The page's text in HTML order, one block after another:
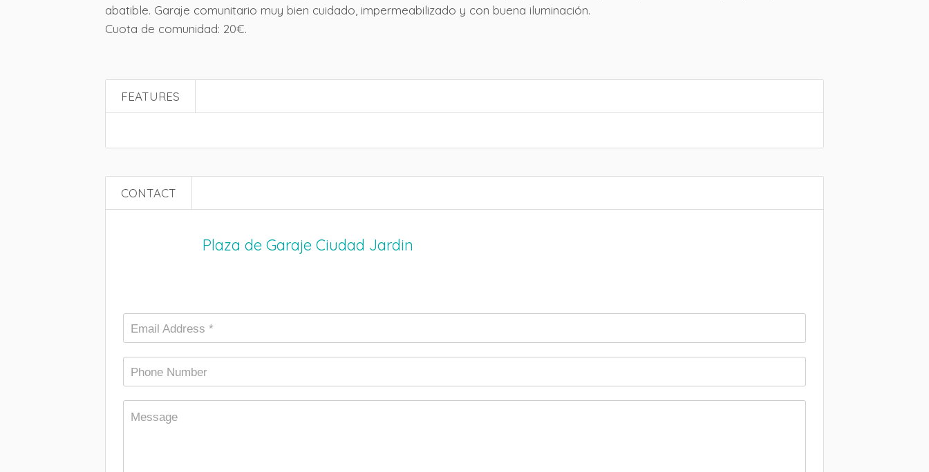
abatible. Garaje comunitario muy bien cuidado, impermeabilizado y con buena iluminación.
Cuota de comunidad: 20€.
FEATURES
CONTACT
Plaza de Garaje Ciudad Jardin